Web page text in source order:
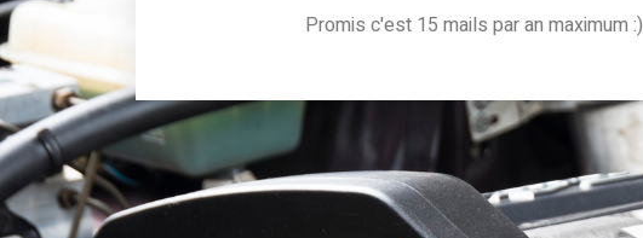
Promis c'est 15 mails par an maximum :)